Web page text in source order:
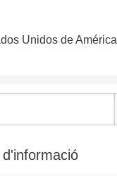
Unidos de América